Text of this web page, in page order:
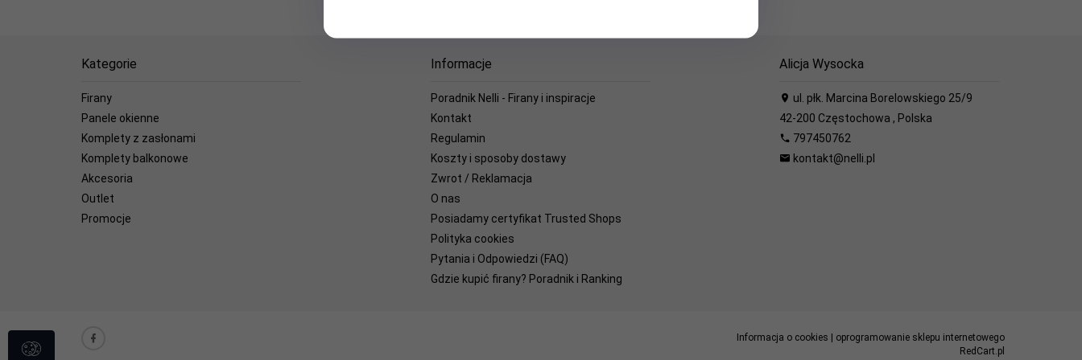
Kategorie
Firany
Panele okienne
Komplety z zasłonami
Komplety balkonowe
Akcesoria
Outlet
Promocje
Informacje
Poradnik Nelli - Firany i inspiracje
Kontakt
Regulamin
Koszty i sposoby dostawy
Zwrot / Reklamacja
O nas
Posiadamy certyfikat Trusted Shops
Polityka cookies
Pytania i Odpowiedzi (FAQ)
Gdzie kupić firany? Poradnik i Ranking
Alicja Wysocka
ul. płk. Marcina Borelowskiego 25/9
42-200 Częstochowa , Polska
797450762
kontakt@nelli.pl
Informacja o cookies
oprogramowanie sklepu internetowego
RedCart.pl